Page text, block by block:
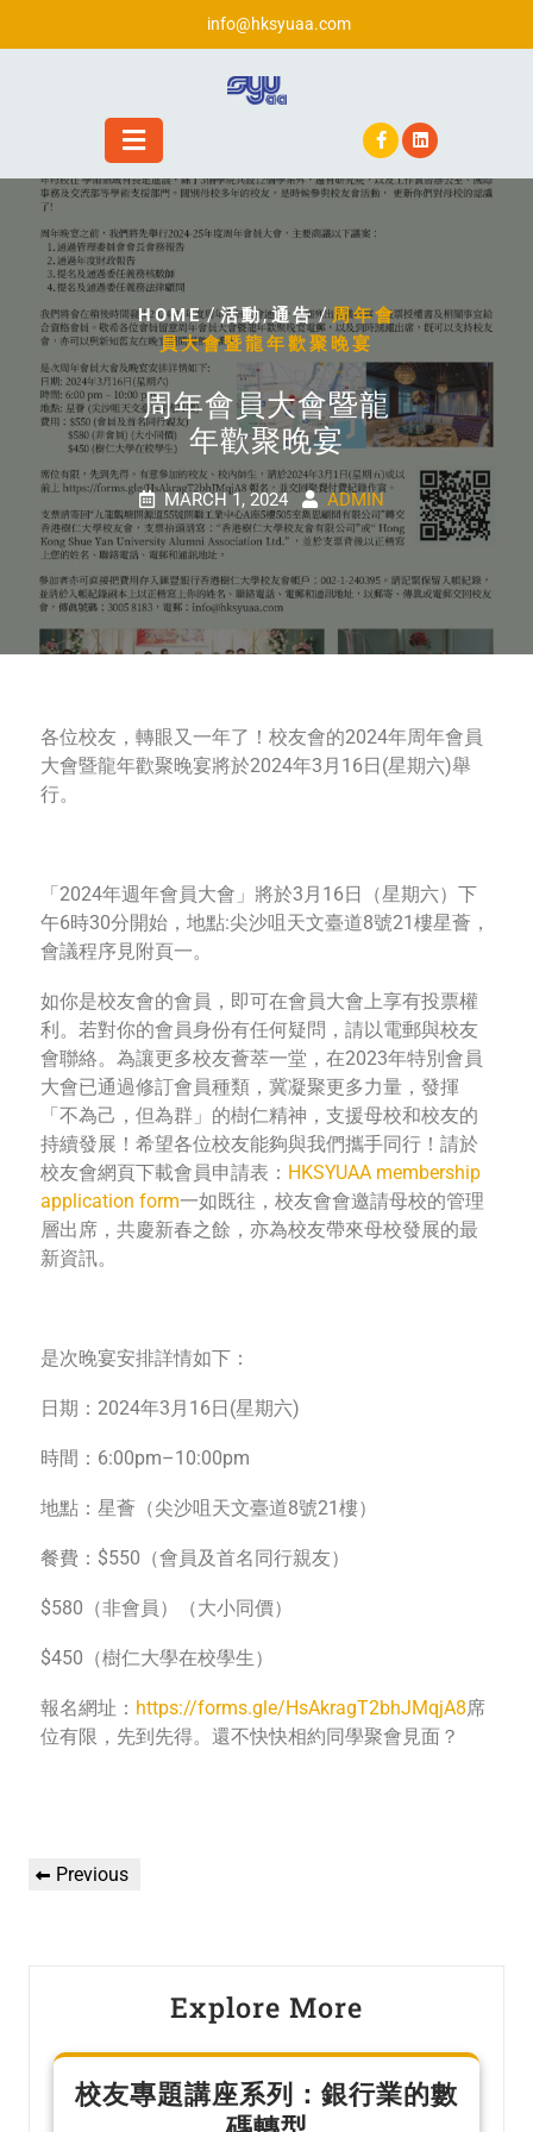
info@hksyuaa.com
HOME/活動,通告/周年會
員大會暨龍年歡聚晚宴
周年會員大會暨龍
年歡聚晚宴
MARCH 1, 2024 ADMIN
各位校友，轉眼又一年了！校友會的2024年周年會員
大會暨龍年歡聚晚宴將於2024年3月16日(星期六)舉
行。
「2024年週年會員大會」將於3月16日（星期六）下
午6時30分開始，地點:尖沙咀天文臺道8號21樓星薈，
會議程序見附頁一。
如你是校友會的會員，即可在會員大會上享有投票權
利。若對你的會員身份有任何疑問，請以電郵與校友
會聯絡。為讓更多校友薈萃一堂，在2023年特別會員
大會已通過修訂會員種類，冀凝聚更多力量，發揮
「不為己，但為群」的樹仁精神，支援母校和校友的
持續發展！希望各位校友能夠與我們攜手同行！請於
校友會網頁下載會員申請表： HKSYUAA membership
application form一如既往，校友會會邀請母校的管理
層出席，共慶新春之餘，亦為校友帶來母校發展的最
新資訊。
是次晚宴安排詳情如下：
日期：2024年3月16日(星期六)
時間：6:00pm–10:00pm
地點：星薈（尖沙咀天文臺道8號21樓）
餐費：$550（會員及首名同行親友）
$580（非會員）（大小同價）
$450（樹仁大學在校學生）
報名網址： https://forms.gle/HsAkragT2bhJMqjA8席
位有限，先到先得。還不快快相約同學聚會見面？
Previous
Explore More
校友專題講座系列：銀行業的數